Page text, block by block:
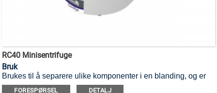
RC40 Minisentrifuge
Bruk
Brukes til å separere ulike komponenter i en blanding, og er
egnet for mikrorør og PCR-rør.
FORESPØRSEL DETALJ